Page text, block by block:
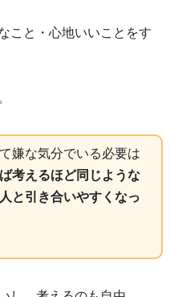
こと・心地いいことをす
嫌な気分でいる必要は
考えるほど同じような
と引き合いやすくなっ